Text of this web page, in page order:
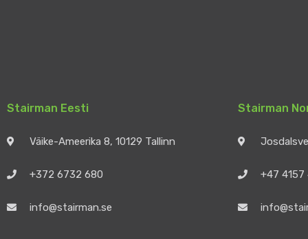
Stairman Eesti
Väike-Ameerika 8, 10129 Tallinn
+372 6732 680
info@stairman.se
Stairman
+47 4157